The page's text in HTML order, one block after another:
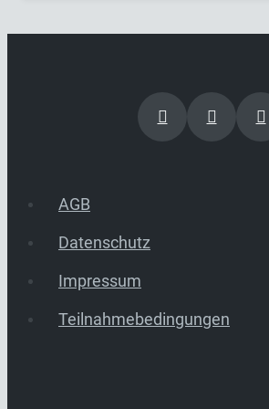
AGB
Datenschutz
Impressum
Teilnahmebedingungen